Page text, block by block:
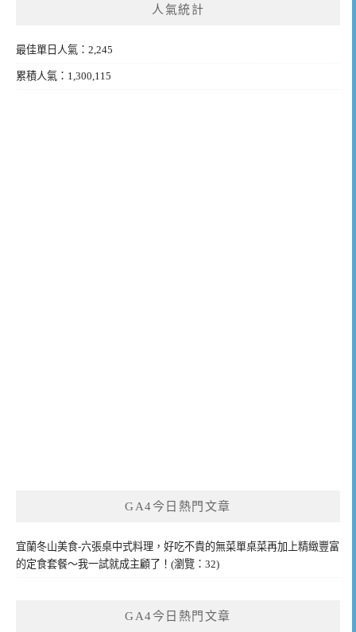
人氣統計
最佳單日人氣：2,245
累積人氣：1,300,115
GA4今日熱門文章
宜蘭冬山美食-六張桌中式料理，好吃不貴的無菜單桌菜再加上精緻豐富
的定食套餐～我一試就成主顧了！(瀏覽：32)
GA4今日熱門文章